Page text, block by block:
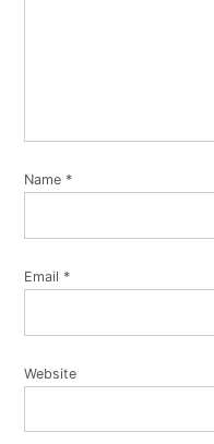
Name *
Email *
Website